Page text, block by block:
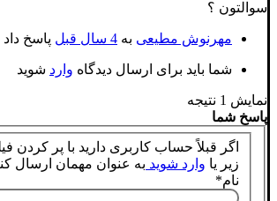
سوالتون ؟
مهرنوش مطیعی به 4 سال قبل پاسخ داد
شما باید برای ارسال دیدگاه وارد شوید
نمایش 1 نتیجه
پاسخ شما
اگر قبلاً حساب کاربری دارید با پر کردن
زیر یا وارد شوید به عنوان مهمان ارسال
نام*